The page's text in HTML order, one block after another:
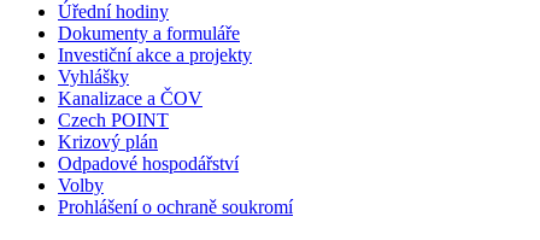
Úřední hodiny
Dokumenty a formuláře
Investiční akce a projekty
Vyhlášky
Kanalizace a ČOV
Czech POINT
Krizový plán
Odpadové hospodářství
Volby
Prohlášení o ochraně soukromí